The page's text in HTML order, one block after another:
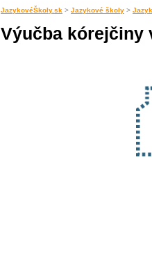
JazykovéŠkoly.sk > Jazykové školy >
Výučba kórejčiny